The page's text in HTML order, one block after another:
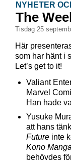
NYHETER
The
tisdag 25
Här
som har hänt i
Let’s get to it!
Valiant
Marvel
Han hade
Yusuke
att hans
Future inte
Kono
behövdes